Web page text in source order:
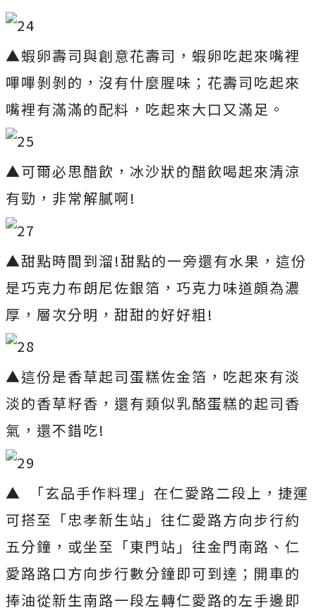
▲蝦卵壽司與創意花壽司，蝦卵吃起來嘴裡
嗶嗶剝剝的，沒有什麼腥味；花壽司吃起來
嘴裡有滿滿的配料，吃起來大口又滿足。
▲可爾必思醋飲，冰沙狀的醋飲喝起來清涼
有勁，非常解膩啊!
▲甜點時間到溜!甜點的一旁還有水果，這份
是巧克力布朗尼佐銀箔，巧克力味道頗為濃
厚，層次分明，甜甜的好好粗!
▲這份是香草起司蛋糕佐金箔，吃起來有淡
淡的香草籽香，還有類似乳酪蛋糕的起司香
氣，還不錯吃!
▲ 「玄品手作料理」在仁愛路二段上，捷運
可搭至「忠孝新生站」往仁愛路方向步行約
五分鐘，或坐至「東門站」往金門南路、仁
愛路路口方向步行數分鐘即可到達；開車的
捧油從新生南路一段左轉仁愛路的左手邊即